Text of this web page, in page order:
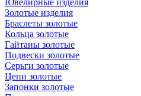
Ювелирные изделия
Золотые изделия
Браслеты золотые
Кольца золотые
Гайтаны золотые
Подвески золотые
Серьги золотые
Цепи золотые
Запонки золотые